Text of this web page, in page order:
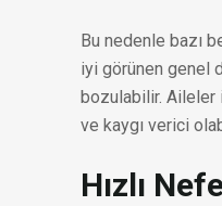
Bu nedenle bazı
iyi görünen genel
bozulabilir. Aileler
ve kaygı verici
Hızlı